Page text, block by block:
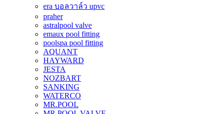
era บอลวาล์ว upvc
praher
astralpool valve
emaux pool fitting
poolspa pool fitting
AQUANT
HAYWARD
JESTA
NOZBART
SANKING
WATERCO
MR.POOL